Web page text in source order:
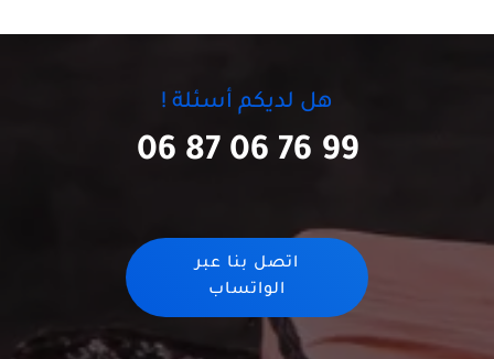
هل لديكم أسئلة !
06 87 06 76 99
اتصل بنا عبر
الواتساب